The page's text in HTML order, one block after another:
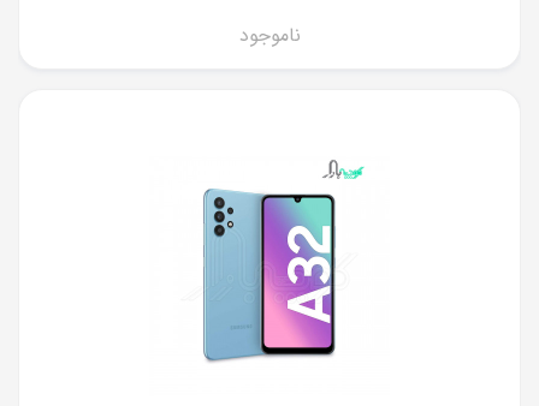
ناموجود